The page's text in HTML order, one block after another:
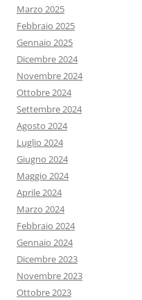
Marzo 2025
Febbraio 2025
Gennaio 2025
Dicembre 2024
Novembre 2024
Ottobre 2024
Settembre 2024
Agosto 2024
Luglio 2024
Giugno 2024
Maggio 2024
Aprile 2024
Marzo 2024
Febbraio 2024
Gennaio 2024
Dicembre 2023
Novembre 2023
Ottobre 2023